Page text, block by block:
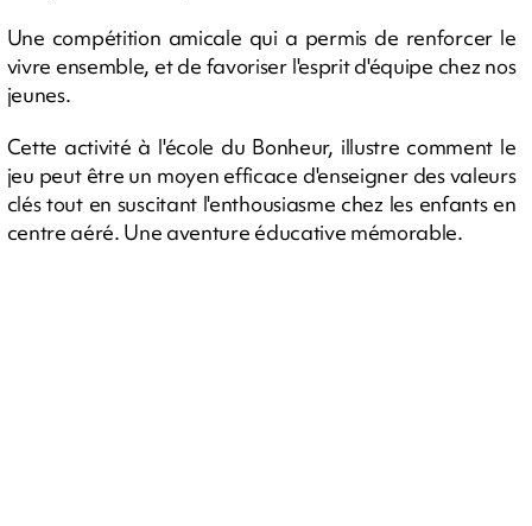
Une compétition amicale qui a permis de renforcer le
vivre ensemble, et de favoriser l'esprit d'équipe chez nos
jeunes.
Cette activité à l'école du Bonheur, illustre comment le
jeu peut être un moyen efficace d'enseigner des valeurs
clés tout en suscitant l'enthousiasme chez les enfants en
centre aéré. Une aventure éducative mémorable.